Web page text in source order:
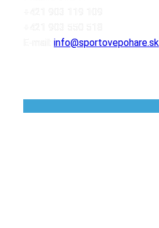
info@sportovepohare.sk